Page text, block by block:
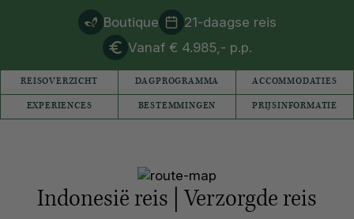
Boutique
21-daagse reis
Vanaf € 4.985,- p.p.
REISOVERZICHT DAGPROGRAMMA ACCOMMODATIES
EXPERIENCES BESTEMMINGEN PRIJSINFORMATIE
Indonesië reis | Verzorgde reis